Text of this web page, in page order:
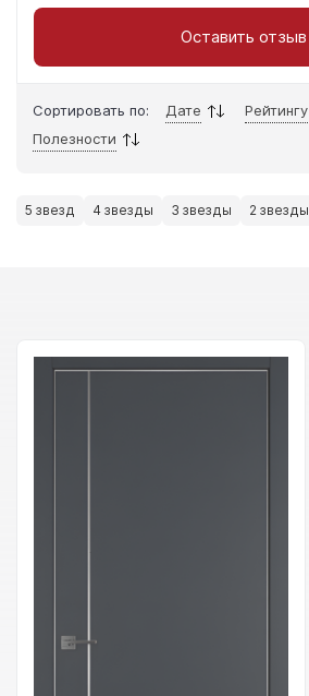
Оставить отзыв
Сортировать по: Дате
Рейтингу
Полезности
5 звезд 4 звезды 3 звезды 2 звезды